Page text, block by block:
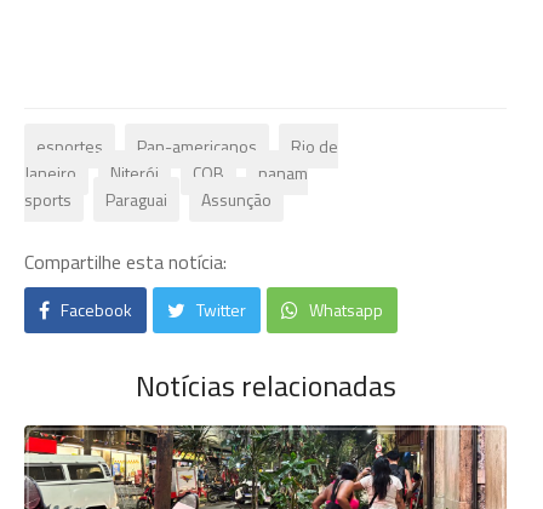
esportes Pan-americanos
Rio de
Janeiro
Niterói COB
panam
sports
Paraguai Assunção
Compartilhe esta notícia:
Facebook Twitter Whatsapp
Notícias relacionadas